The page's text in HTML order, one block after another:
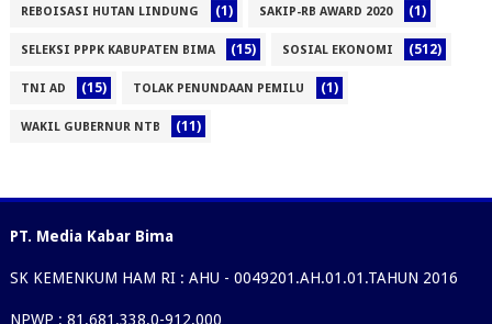
REBOISASI HUTAN LINDUNG (1) SAKIP-RB AWARD 2020 (1)
SELEKSI PPPK KABUPATEN BIMA (15) SOSIAL EKONOMI (512)
TNI AD (15) TOLAK PENUNDAAN PEMILU (1)
WAKIL GUBERNUR NTB (11)
PT. Media Kabar Bima
SK KEMENKUM HAM RI : AHU - 0049201.AH.01.01.TAHUN 2016
NPWP : 81.681.338.0-912.000